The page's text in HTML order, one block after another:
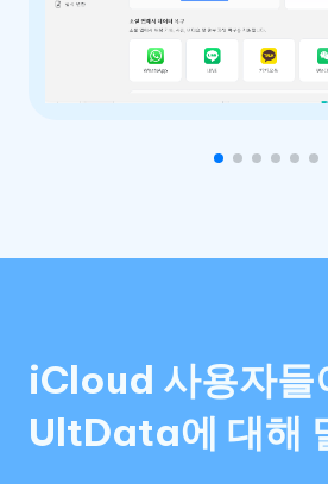
iCloud 사용자들
UltData에 대해